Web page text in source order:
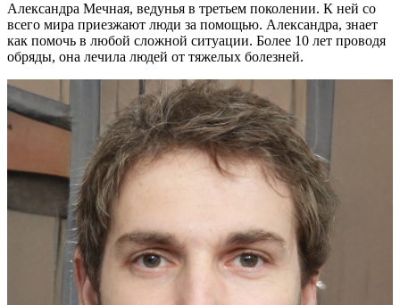
Александра Мечная, ведунья в третьем поколении. К ней со
всего мира приезжают люди за помощью. Александра, знает
как помочь в любой сложной ситуации. Более 10 лет проводя
обряды, она лечила людей от тяжелых болезней.